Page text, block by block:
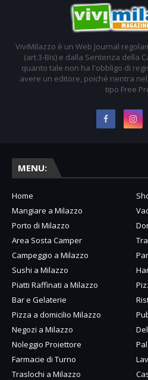
ViviMilazzo è un Web Journal
(art.3-Bis) e dalla Sentenza della
quanto tale non ha l'obbligo di
avere un editore, poiché rientra
tipo Free
MENU:
Home
Mangiare a Milazzo
Porto di Milazzo
Area Sosta Camper
Campeggio a Milazzo
Sushi a Milazzo
Piatti Raffinati a Milazzo
Bar e Gelaterie
Pizza a domicilio Milazzo
Negozi a Milazzo
Noleggio Proiettore
Farmacie di Turno
Traslochi a Milazzo